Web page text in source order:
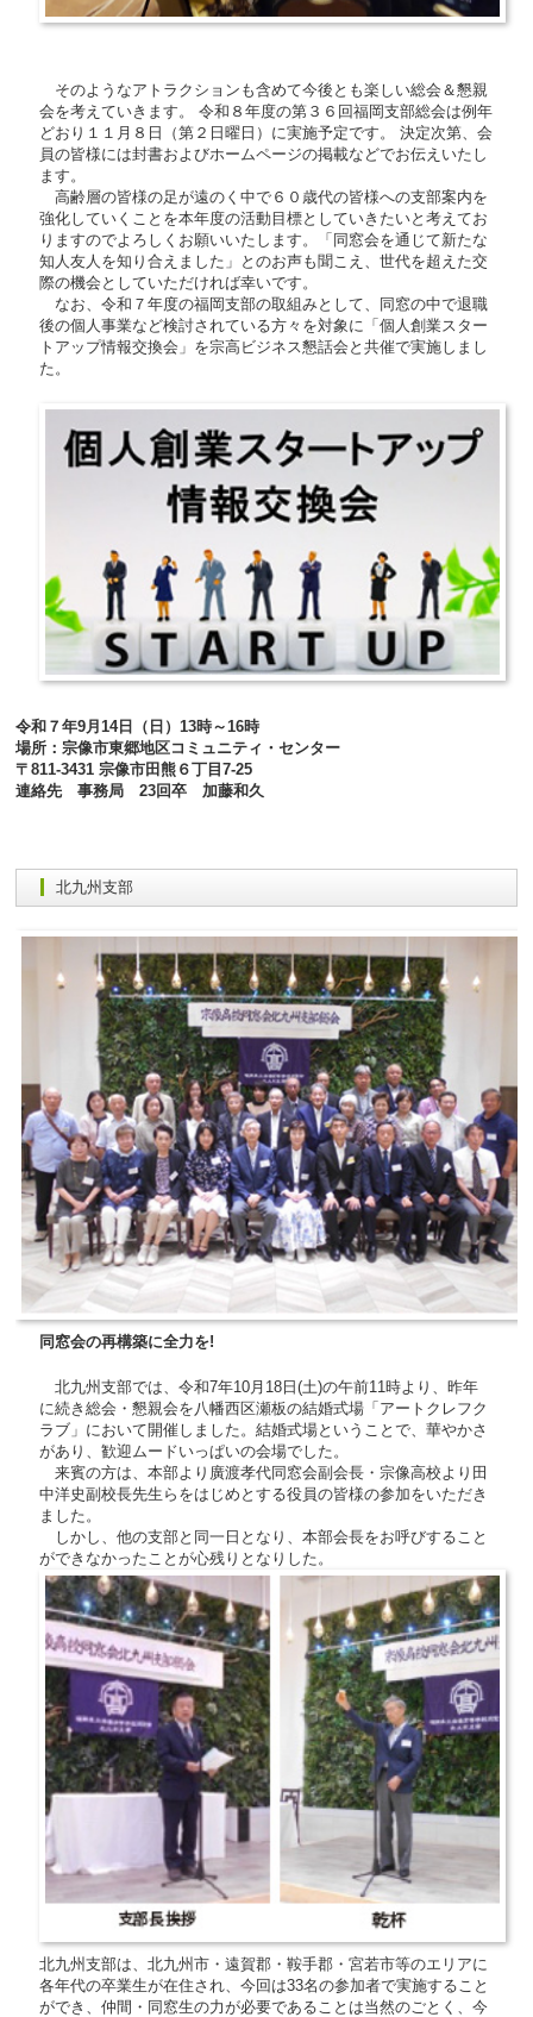
そのようなアトラクションも含めて今後とも楽しい総会＆懇親
会を考えていきます。 令和８年度の第３６回福岡支部総会は例年
どおり１１月８日（第２日曜日）に実施予定です。 決定次第、会
員の皆様には封書およびホームページの掲載などでお伝えいたし
ます。
高齢層の皆様の足が遠のく中で６０歳代の皆様への支部案内を
強化していくことを本年度の活動目標としていきたいと考えてお
りますのでよろしくお願いいたします。「同窓会を通じて新たな
知人友人を知り合えました」とのお声も聞こえ、世代を超えた交
際の機会としていただければ幸いです。
なお、令和７年度の福岡支部の取組みとして、同窓の中で退職
後の個人事業など検討されている方々を対象に「個人創業スター
トアップ情報交換会」を宗高ビジネス懇話会と共催で実施しまし
た。
令和７年9月14日（日）13時～16時
場所：宗像市東郷地区コミュニティ・センター
〒811-3431 宗像市田熊６丁目7-25
連絡先 事務局 23回卒 加藤和久
北九州支部
同窓会の再構築に全力を!
北九州支部では、令和7年10月18日(土)の午前11時より、昨年
に続き総会・懇親会を八幡西区瀬板の結婚式場「アートクレフク
ラブ」において開催しました。結婚式場ということで、華やかさ
があり、歓迎ムードいっぱいの会場でした。
来賓の方は、本部より廣渡孝代同窓会副会長・宗像高校より田
中洋史副校長先生らをはじめとする役員の皆様の参加をいただき
ました。
しかし、他の支部と同一日となり、本部会長をお呼びすること
ができなかったことが心残りとなりした。
北九州支部は、北九州市・遠賀郡・鞍手郡・宮若市等のエリアに
各年代の卒業生が在住され、今回は33名の参加者で実施すること
ができ、仲間・同窓生の力が必要であることは当然のごとく、今